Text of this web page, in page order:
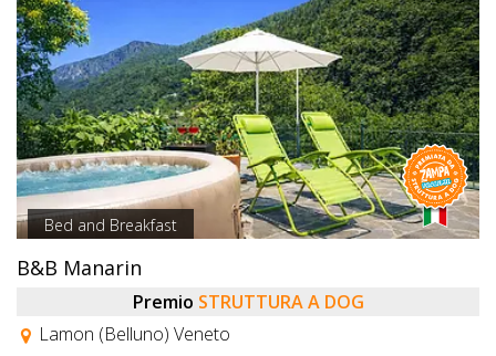
Bed and Breakfast
B&B Manarin
Premio STRUTTURA A DOG
Lamon (Belluno) Veneto